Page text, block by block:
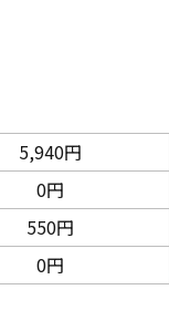
5,940円
0円
550円
0円